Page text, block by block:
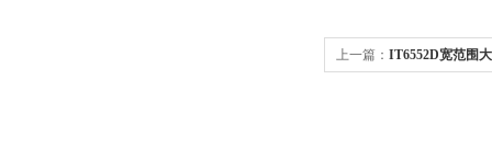
上一篇： IT6552D宽范围